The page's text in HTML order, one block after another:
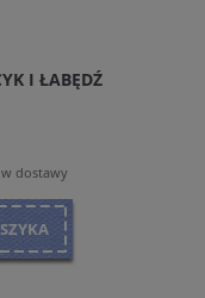
I ŁABĘDŹ
dostawy